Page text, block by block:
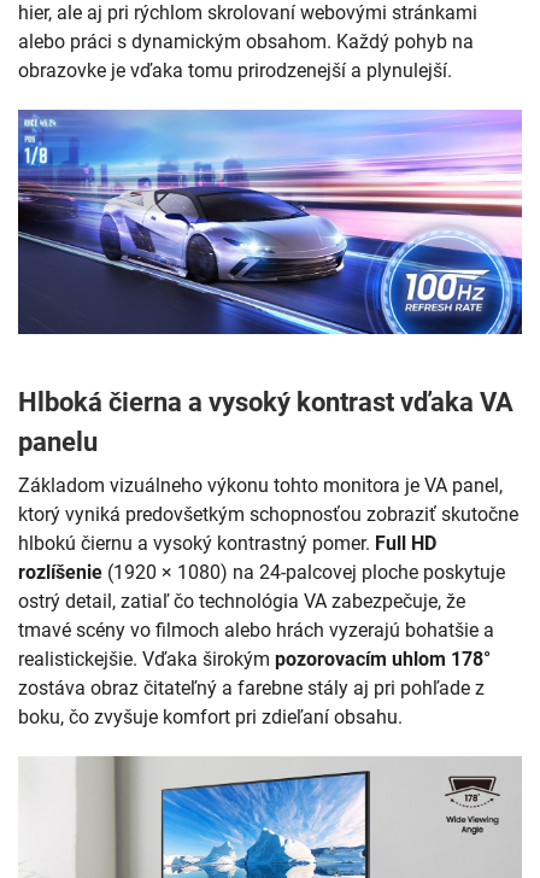
hier, ale aj pri rýchlom skrolovaní webovými stránkami
alebo práci s dynamickým obsahom. Každý pohyb na
obrazovke je vďaka tomu prirodzenejší a plynulejší.
Hlboká čierna a vysoký kontrast vďaka VA
panelu
Základom vizuálneho výkonu tohto monitora je VA panel,
ktorý vyniká predovšetkým schopnosťou zobraziť skutočne
hlbokú čiernu a vysoký kontrastný pomer. Full HD
rozlíšenie (1920 × 1080) na 24-palcovej ploche poskytuje
ostrý detail, zatiaľ čo technológia VA zabezpečuje, že
tmavé scény vo filmoch alebo hrách vyzerajú bohatšie a
realistickejšie. Vďaka širokým pozorovacím uhlom 178°
zostáva obraz čitateľný a farebne stály aj pri pohľade z
boku, čo zvyšuje komfort pri zdieľaní obsahu.